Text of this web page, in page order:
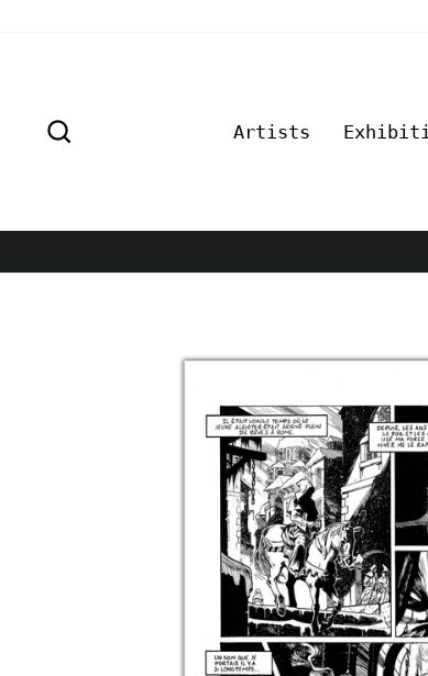
Artists